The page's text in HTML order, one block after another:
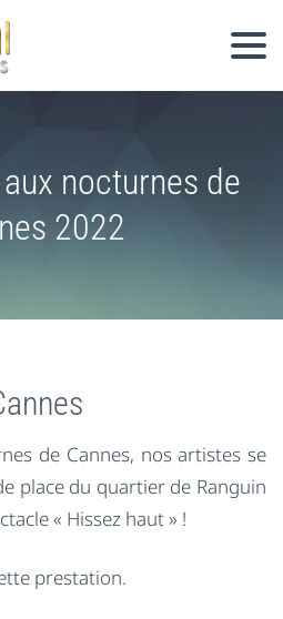
nocturnes de
2022
de Cannes, nos artistes se
place du quartier de Ranguin
« Hissez haut » !
prestation.